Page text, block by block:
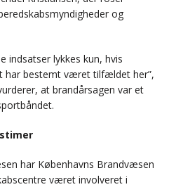
og
indsatser lykkes kun, hvis
har bestemt været tilfældet her”,
at brandårsagen var et
har Københavns Brandvæsen
været involveret i